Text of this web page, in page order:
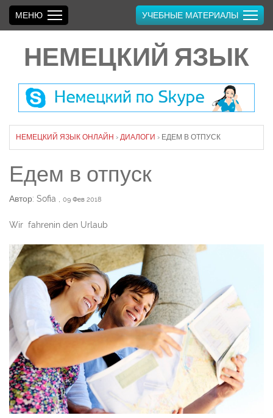
НЕМЕЦКИЙ ЯЗЫК
МЕНЮ УЧЕБНЫЕ МАТЕРИАЛЫ
НЕМЕЦКИЙ ЯЗЫК ОНЛАЙН › ДИАЛОГИ › ЕДЕМ В ОТПУСК
Едем в отпуск
Автор: Sofia , 09 Фев 2018
Wir fahrenin den Urlaub